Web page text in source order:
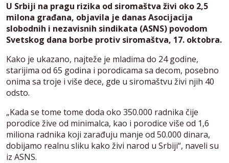
U Srbiji na pragu rizika od siromaštva živi oko 2,5
milona građana, objavila je danas Asocijacija
slobodnih i nezavisnih sindikata (ASNS) povodom
Svetskog dana borbe protiv siromaštva, 17. oktobra.
Kako je ukazano, najteže je mladima do 24 godine,
starijima od 65 godina i porodicama sa decom, posebno
onima sa troje i više dece, gde u siromaštvu živi njih 40
odsto.
„Kada se tome tome doda oko 350.000 radnika čije
porodice žive od minimalca, kao i porodice više od 1,6
miliona radnika koji zarađuju manje od 50.000 dinara,
dobijamo realnu sliku kako živi narod u Srbiji“, naveli su
iz ASNS.